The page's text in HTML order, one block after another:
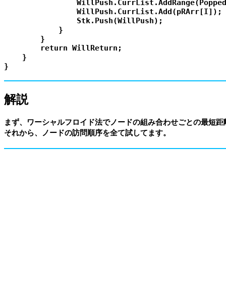
                WillPush.CurrList.Add(pRArr[I]);
                Stk.Push(WillPush);
            }
        }
        return WillReturn;
    }
解説
まず、ワーシャルフロイド法でノードの組み合わせごとの最短距